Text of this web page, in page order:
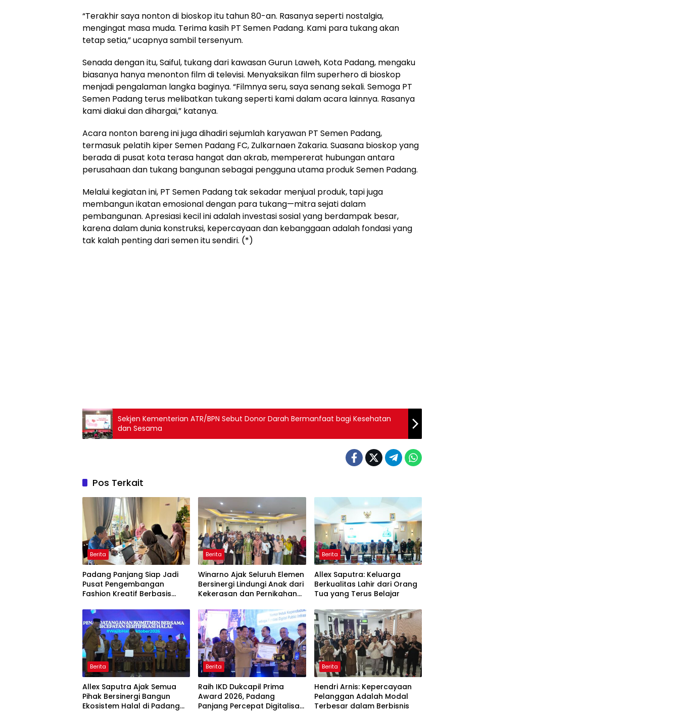
“Terakhir saya nonton di bioskop itu tahun 80-an. Rasanya seperti nostalgia,
mengingat masa muda. Terima kasih PT Semen Padang. Kami para tukang akan
tetap setia,” ucapnya sambil tersenyum.
Senada dengan itu, Saiful, tukang dari kawasan Gurun Laweh, Kota Padang, mengaku
biasanya hanya menonton film di televisi. Menyaksikan film superhero di bioskop
menjadi pengalaman langka baginya. “Filmnya seru, saya senang sekali. Semoga PT
Semen Padang terus melibatkan tukang seperti kami dalam acara lainnya. Rasanya
kami diakui dan dihargai,” katanya.
Acara nonton bareng ini juga dihadiri sejumlah karyawan PT Semen Padang,
termasuk pelatih kiper Semen Padang FC, Zulkarnaen Zakaria. Suasana bioskop yang
berada di pusat kota terasa hangat dan akrab, mempererat hubungan antara
perusahaan dan tukang bangunan sebagai pengguna utama produk Semen Padang.
Melalui kegiatan ini, PT Semen Padang tak sekadar menjual produk, tapi juga
membangun ikatan emosional dengan para tukang—mitra sejati dalam
pembangunan. Apresiasi kecil ini adalah investasi sosial yang berdampak besar,
karena dalam dunia konstruksi, kepercayaan dan kebanggaan adalah fondasi yang
tak kalah penting dari semen itu sendiri. (*)
Sekjen Kementerian ATR/BPN Sebut Donor Darah Bermanfaat bagi Kesehatan
dan Sesama
Pos Terkait
Berita
Padang Panjang Siap Jadi
Pusat Pengembangan
Fashion Kreatif Berbasis
Berita
Winarno Ajak Seluruh Elemen
Bersinergi Lindungi Anak dari
Kekerasan dan Pernikahan
Berita
Allex Saputra: Keluarga
Berkualitas Lahir dari Orang
Tua yang Terus Belajar
Berita
Allex Saputra Ajak Semua
Pihak Bersinergi Bangun
Ekosistem Halal di Padang
Berita
Raih IKD Dukcapil Prima
Award 2026, Padang
Panjang Percepat Digitalisasi
Berita
Hendri Arnis: Kepercayaan
Pelanggan Adalah Modal
Terbesar dalam Berbisnis